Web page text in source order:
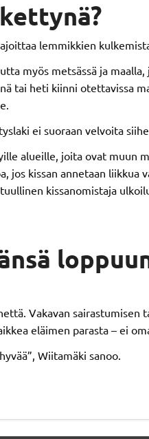
lemmikkien
myös metsässä ja maalla,
tai heti kiinni otettavissa
ei suoraan velvoita
alueille, joita ovat muun
jos kissan annetaan liikkua
kissanomistaja
Vakavan sairastumisen
eläimen parasta – ei
Wiitamäki sanoo.